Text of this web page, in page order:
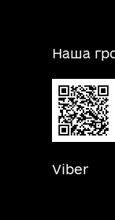
Наша
Viber